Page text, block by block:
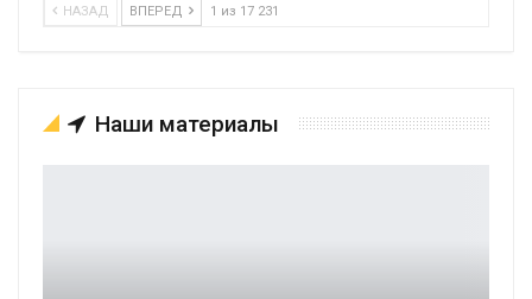
НАЗАД ВПЕРЕД 1 из 17 231
Наши материалы